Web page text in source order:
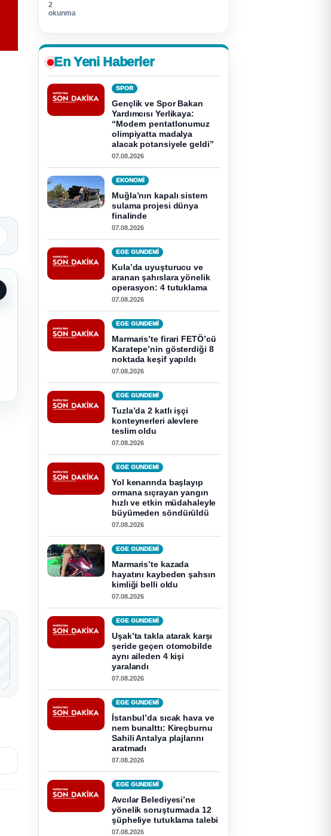
2
okunma
En Yeni Haberler
SPOR
Gençlik ve Spor Bakan
Yardımcısı Yerlikaya:
“Modern pentatlonumuz
olimpiyatta madalya
alacak potansiyele geldi”
07.08.2026
EKONOMI
Muğla’nın kapalı sistem
sulama projesi dünya
finalinde
07.08.2026
EGE GUNDEMİ
Kula’da uyuşturucu ve
aranan şahıslara yönelik
operasyon: 4 tutuklama
07.08.2026
EGE GUNDEMİ
Marmaris’te firari FETÖ’cü
Karatepe’nin gösterdiği 8
noktada keşif yapıldı
07.08.2026
EGE GUNDEMİ
Tuzla’da 2 katlı işçi
konteynerleri alevlere
teslim oldu
07.08.2026
EGE GUNDEMİ
Yol kenarında başlayıp
ormana sıçrayan yangın
hızlı ve etkin müdahaleyle
büyümeden söndürüldü
07.08.2026
EGE GUNDEMİ
Marmaris’te kazada
hayatını kaybeden şahsın
kimliği belli oldu
07.08.2026
EGE GUNDEMİ
Uşak’ta takla atarak karşı
şeride geçen otomobilde
aynı aileden 4 kişi
yaralandı
07.08.2026
EGE GUNDEMİ
İstanbul’da sıcak hava ve
nem bunalttı: Kireçburnu
Sahili Antalya plajlarını
aratmadı
07.08.2026
EGE GUNDEMİ
Avcılar Belediyesi’ne
yönelik soruşturmada 12
şüpheliye tutuklama talebi
07.08.2026